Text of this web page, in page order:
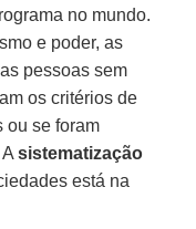
no mundo.
e poder, as
pessoas sem
os critérios de
ou se foram
Asistematização
está na